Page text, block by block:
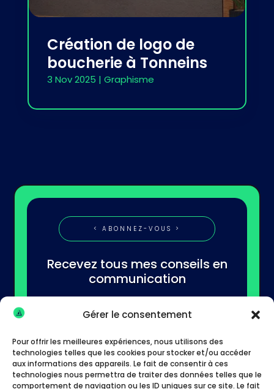
Gérer le consentement
Pour offrir les meilleures expériences, nous utilisons des
technologies telles que les cookies pour stocker et/ou accéder
aux informations des appareils. Le fait de consentir à ces
technologies nous permettra de traiter des données telles que le
comportement de navigation ou les ID uniques sur ce site. Le fait
Création de logo de
boucherie à Tonneins
3 Nov 2025 | Graphisme
< ABONNEZ-VOUS >
Recevez tous mes conseils en
communication
S'abonner